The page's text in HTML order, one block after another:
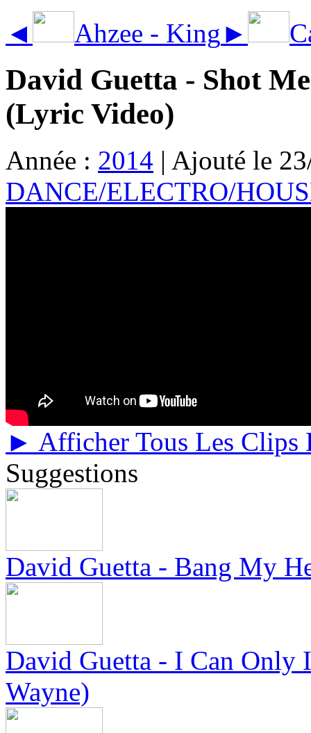
◄
Ahzee - King ►
David Guetta - Shot
(Lyric Video)
Année : 2014 | Ajouté le
DANCE/ELECTRO/
► Afficher Tous Les Clips
Suggestions
David Guetta - Bang My
David Guetta - I Can
Wayne)